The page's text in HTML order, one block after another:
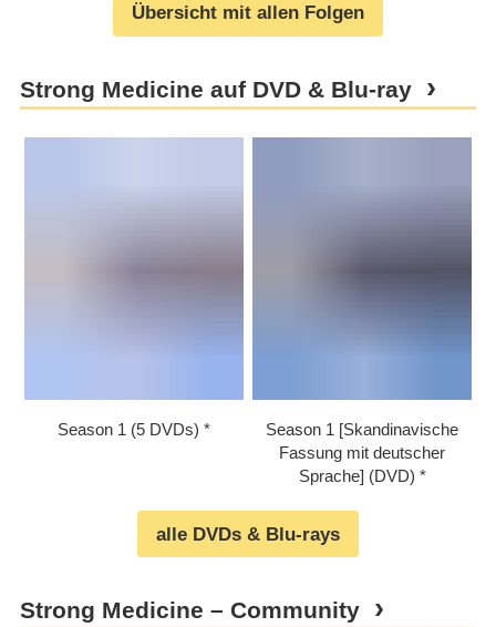
Übersicht mit allen Folgen
Strong Medicine auf DVD & Blu-ray
Season 1 (5 DVDs)
Season 1 [Skandinavische
Fassung mit deutscher
Sprache] (DVD)
alle DVDs & Blu-rays
Strong Medicine – Community